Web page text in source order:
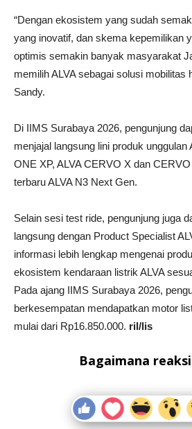
“Dengan ekosistem yang sudah
yang inovatif, dan skema kepemilikan
optimis semakin banyak masyarakat
memilih ALVA sebagai solusi mobilitas
Sandy.
Di IIMS Surabaya 2026, pengunjung
menjajal langsung lini produk unggulan
ONE XP, ALVA CERVO X dan
terbaru ALVA N3 Next Gen.
Selain sesi test ride, pengunjung juga
langsung dengan Product Specialist
informasi lebih lengkap mengenai
ekosistem kendaraan listrik ALVA
Pada ajang IIMS Surabaya 2026,
berkesempatan mendapatkan motor
mulai dari Rp16.850.000. ril/lis
Bagaimana